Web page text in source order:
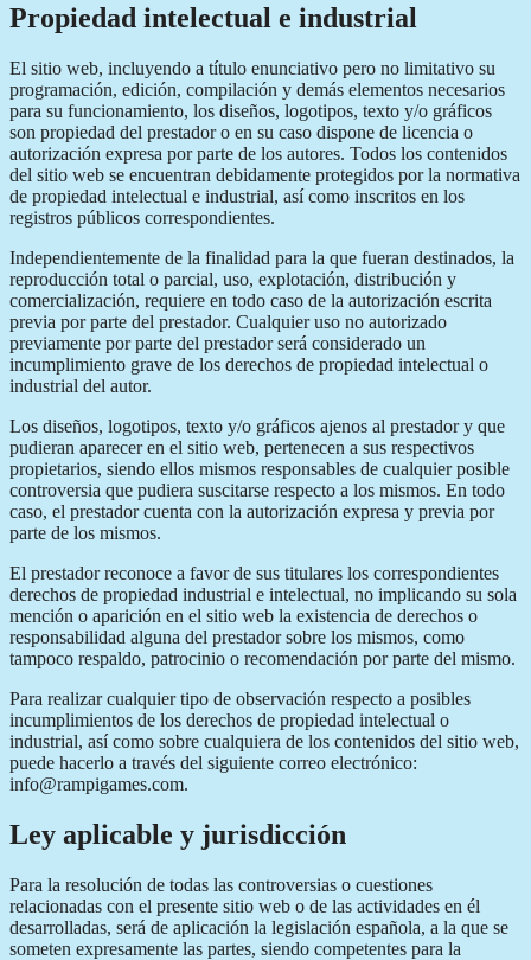
Propiedad intelectual e industrial
El sitio web, incluyendo a título enunciativo pero no limitativo su
programación, edición, compilación y demás elementos necesarios
para su funcionamiento, los diseños, logotipos, texto y/o gráficos
son propiedad del prestador o en su caso dispone de licencia o
autorización expresa por parte de los autores. Todos los contenidos
del sitio web se encuentran debidamente protegidos por la normativa
de propiedad intelectual e industrial, así como inscritos en los
registros públicos correspondientes.
Independientemente de la finalidad para la que fueran destinados, la
reproducción total o parcial, uso, explotación, distribución y
comercialización, requiere en todo caso de la autorización escrita
previa por parte del prestador. Cualquier uso no autorizado
previamente por parte del prestador será considerado un
incumplimiento grave de los derechos de propiedad intelectual o
industrial del autor.
Los diseños, logotipos, texto y/o gráficos ajenos al prestador y que
pudieran aparecer en el sitio web, pertenecen a sus respectivos
propietarios, siendo ellos mismos responsables de cualquier posible
controversia que pudiera suscitarse respecto a los mismos. En todo
caso, el prestador cuenta con la autorización expresa y previa por
parte de los mismos.
El prestador reconoce a favor de sus titulares los correspondientes
derechos de propiedad industrial e intelectual, no implicando su sola
mención o aparición en el sitio web la existencia de derechos o
responsabilidad alguna del prestador sobre los mismos, como
tampoco respaldo, patrocinio o recomendación por parte del mismo.
Para realizar cualquier tipo de observación respecto a posibles
incumplimientos de los derechos de propiedad intelectual o
industrial, así como sobre cualquiera de los contenidos del sitio web,
puede hacerlo a través del siguiente correo electrónico:
info@rampigames.com.
Ley aplicable y jurisdicción
Para la resolución de todas las controversias o cuestiones
relacionadas con el presente sitio web o de las actividades en él
desarrolladas, será de aplicación la legislación española, a la que se
someten expresamente las partes, siendo competentes para la